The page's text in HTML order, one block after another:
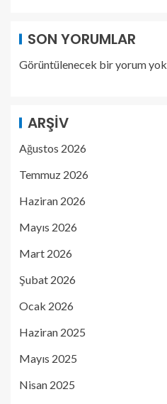
SON YORUMLAR
Görüntülenecek bir yorum yok.
ARŞIV
Ağustos 2026
Temmuz 2026
Haziran 2026
Mayıs 2026
Mart 2026
Şubat 2026
Ocak 2026
Haziran 2025
Mayıs 2025
Nisan 2025